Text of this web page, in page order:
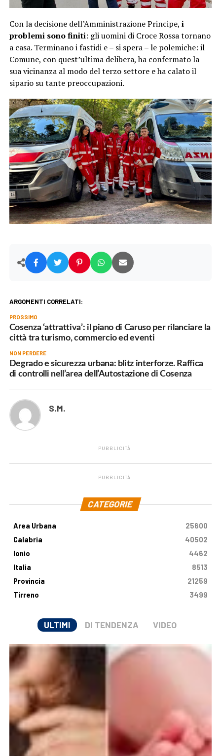
Con la decisione dell’Amministrazione Principe, i
problemi sono finiti: gli uomini di Croce Rossa tornano
a casa. Terminano i fastidi e – si spera – le polemiche: il
Comune, con quest’ultima delibera, ha confermato la
sua vicinanza al modo del terzo settore e ha calato il
sipario su tante preoccupazioni.
ARGOMENTI CORRELATI:
PROSSIMO
Cosenza ‘attrattiva’: il piano di Caruso per rilanciare la
città tra turismo, commercio ed eventi
NON PERDERE
Degrado e sicurezza urbana: blitz interforze. Raffica
di controlli nell’area dell’Autostazione di Cosenza
S.M.
PUBBLICITÀ
PUBBLICITÀ
CATEGORIE
Area Urbana
25600
Calabria
40502
Ionio
4462
Italia
8513
Provincia
21259
Tirreno
3499
ULTIMI DI TENDENZA VIDEO